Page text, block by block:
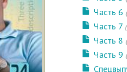
Часть 6
Часть 7
Часть 8
Часть 9